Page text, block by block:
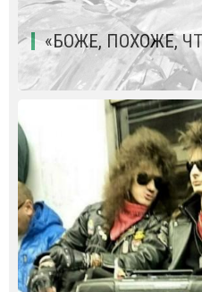
«БОЖЕ, ПОХОЖЕ,